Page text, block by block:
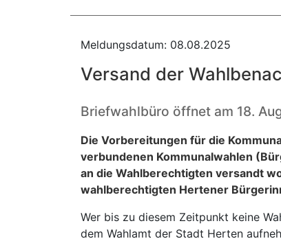
Meldungsdatum: 08.08.2025
Versand der
Briefwahlbüro öffnet am 18.
Die Vorbereitungen für die
verbundenen Kommunalwahlen
an die Wahlberechtigten versandt
wahlberechtigten Hertener
Wer bis zu diesem Zeitpunkt keine
dem Wahlamt der Stadt Herten